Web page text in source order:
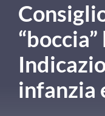
News
Formazione
Concorsi
infanzia